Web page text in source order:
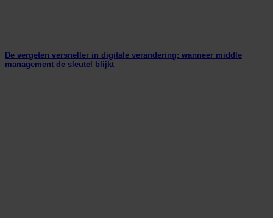
De vergeten versneller in digitale verandering: wanneer middle
management de sleutel blijkt